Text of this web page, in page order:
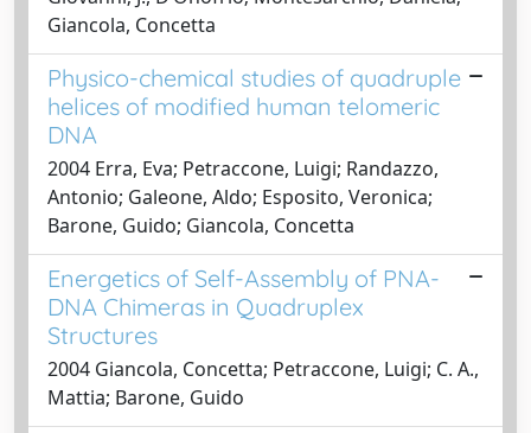
Giancola, Concetta
Physico-chemical studies of quadruple
helices of modified human telomeric
DNA
2004 Erra, Eva; Petraccone, Luigi; Randazzo,
Antonio; Galeone, Aldo; Esposito, Veronica;
Barone, Guido; Giancola, Concetta
Energetics of Self-Assembly of PNA-
DNA Chimeras in Quadruplex
Structures
2004 Giancola, Concetta; Petraccone, Luigi; C. A.,
Mattia; Barone, Guido